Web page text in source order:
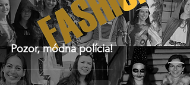
Pozor, módna polícia!